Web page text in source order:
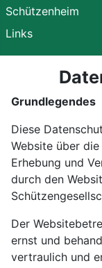
Schützenheim
Links
Grundlegendes
Diese
Website über
Erhebung und
durch den
Der
ernst und
vertraulich und